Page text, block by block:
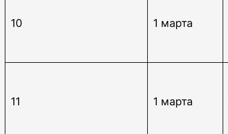
10 1 марта
11 1 марта